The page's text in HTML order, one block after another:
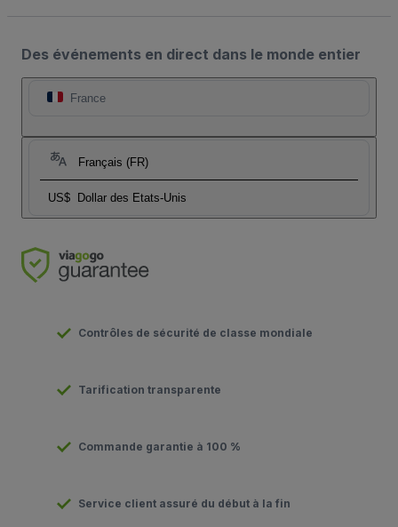
Des événements en direct dans le monde entier
France
Français (FR)
US$ Dollar des Etats-Unis
Contrôles de sécurité de classe mondiale
Tarification transparente
Commande garantie à 100 %
Service client assuré du début à la fin